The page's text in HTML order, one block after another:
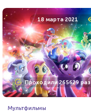
18 марта 2021
Проходили 265629 раз
Мультфильмы